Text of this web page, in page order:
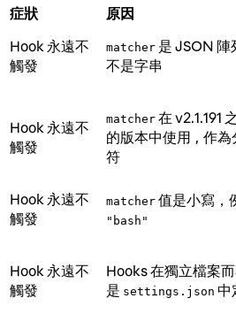
症狀 原因
Hook 永遠不
觸發
matcher 是 JSON 陣
不是字串
Hook 永遠不
觸發
matcher 在 v2.1.191
的版本中使用 , 作為
符
Hook 永遠不
觸發
matcher 值是小寫，
"bash"
Hook 永遠不
觸發
Hooks 在獨立檔案
是 settings.json 中